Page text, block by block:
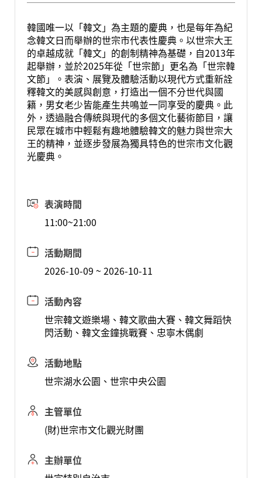
韓國唯一以「韓文」為主題的慶典，也是每年為紀
念韓文日而舉辦的世宗市代表性慶典。以世宗大王
的卓越成就「韓文」的創制精神為基礎，自2013年
起舉辦，並於2025年從「世宗節」更名為「世宗韓
文節」。表演、展覽及體驗活動以現代方式重新詮
釋韓文的美感與創意，打造出一個不分世代與國
籍，男女老少皆能產生共鳴並一同享受的慶典。此
外，透過融合傳統與現代的多個文化藝術節目，讓
民眾在城市中輕鬆有趣地體驗韓文的魅力與世宗大
王的精神，並逐步發展為獨具特色的世宗市文化觀
光慶典。
表演時間
11:00~21:00
活動期間
2026-10-09 ~ 2026-10-11
活動內容
世宗韓文遊樂場、韓文歌曲大賽、韓文舞蹈快
閃活動、韓文金鐘挑戰賽、忠寧木偶劇
活動地點
世宗湖水公園、世宗中央公園
主管單位
(財)世宗市文化觀光財團
主辦單位